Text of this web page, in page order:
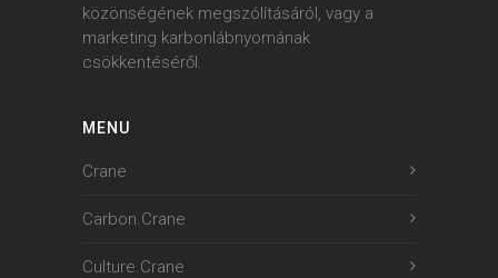
közönségének megszólításáról, vagy a
marketing karbonlábnyomának
csökkentéséről.
MENU
Crane
Carbon.Crane
Culture.Crane